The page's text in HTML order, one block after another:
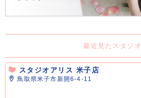
最近見たスタジオ
スタジオアリス 米子店
鳥取県米子市新開6-4-11